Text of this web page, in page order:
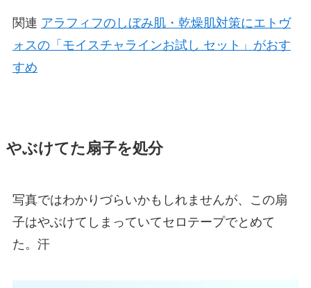
関連 アラフィフのしぼみ肌・乾燥肌対策にエトヴ
ォスの「モイスチャラインお試し セット」がおす
すめ
やぶけてた扇子を処分
写真ではわかりづらいかもしれませんが、この扇
子はやぶけてしまっていてセロテープでとめて
た。汗